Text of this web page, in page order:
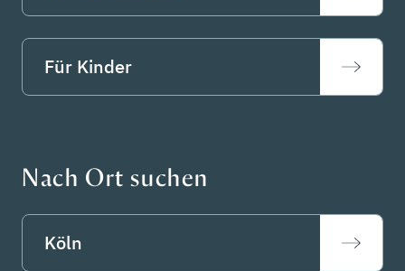
Für Kinder
Nach Ort suchen
Köln